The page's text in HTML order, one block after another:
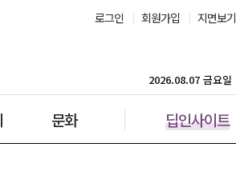
로그인 회원가입 지면보기
문화 딥인사이트
2026.08.07 금요일